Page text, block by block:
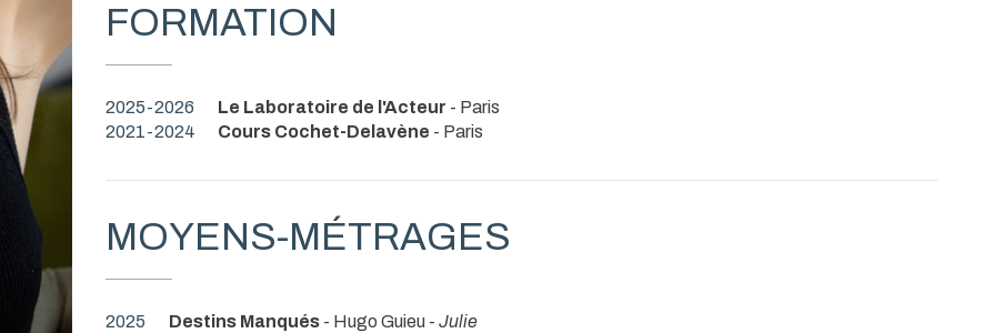
FORMATION
2025-2026 Le Laboratoire de l'Acteur - Paris
2021-2024
Cours Cochet-Delavène - Paris
MOYENS-MÉTRAGES
2025 Destins Manqués - Hugo Guieu - Julie